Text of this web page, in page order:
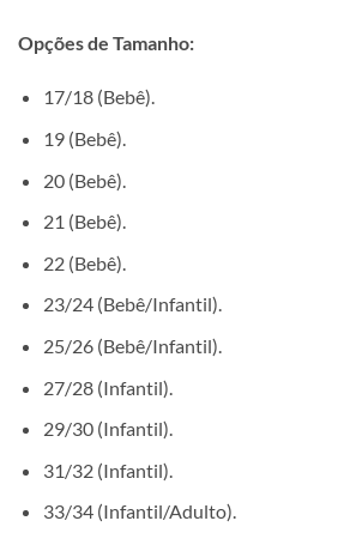
Opções de Tamanho:
17/18 (Bebê).
19 (Bebê).
20 (Bebê).
21 (Bebê).
22 (Bebê).
23/24 (Bebê/Infantil).
25/26 (Bebê/Infantil).
27/28 (Infantil).
29/30 (Infantil).
31/32 (Infantil).
33/34 (Infantil/Adulto).